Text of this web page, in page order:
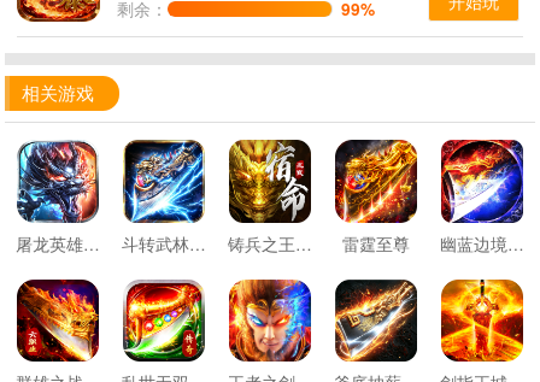
剩余：
99%
相关游戏
屠龙英雄双宠降妖神器 斗转武林星夜高爆超变 铸兵之王宿命沉默豪礼送充 雷霆至尊 幽蓝边境老魔高爆送千元直购